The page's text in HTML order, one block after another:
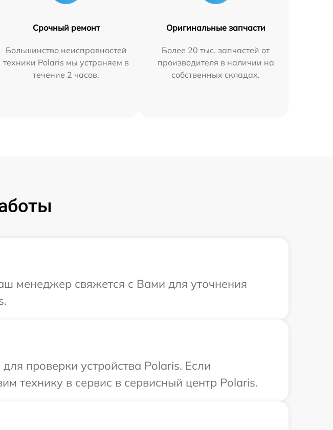
Срочный ремонт
Большинство неисправностей
техники Polaris мы устраняем в
течение 2 часов.
Оригинальные запчасти
Более 20 тыс. запчастей от
производителя в наличии на
собственных складах.
менеджер свяжется с Вами для уточнения
проверки устройства Polaris. Если
технику в сервис в сервисный центр Polaris.